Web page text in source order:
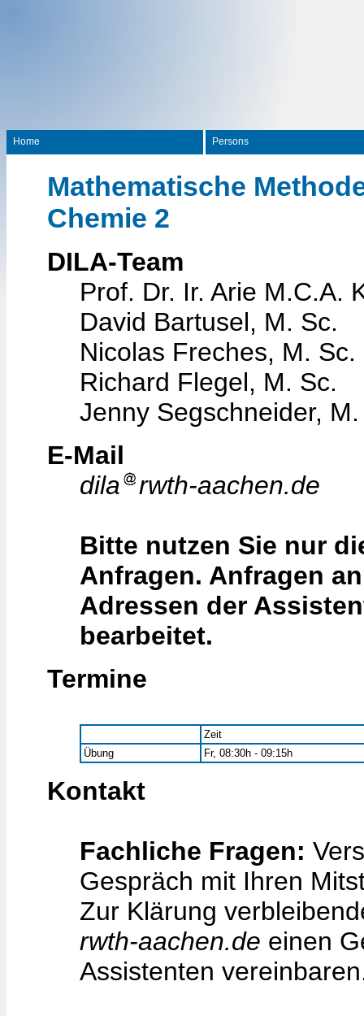
Home Persons
Mathematische
Chemie 2
DILA-Team
Prof. Dr. Ir. Arie M.C.A.
David Bartusel, M. Sc.
Nicolas Freches, M. Sc.
Richard Flegel, M. Sc.
Jenny Segschneider,
E-Mail
dila
rwth-aachen.de
Bitte nutzen Sie nur
Anfragen. Anfragen
Adressen der
bearbeitet.
Termine
Zeit
Übung
Fr, 08:30h - 09:15h
Kontakt
Fachliche Fragen:
Gespräch mit Ihren
Zur Klärung
rwth-aachen.de einen
Assistenten